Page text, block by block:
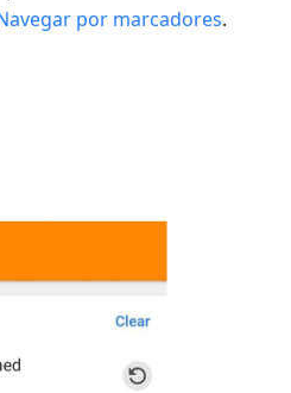
por marcadores.